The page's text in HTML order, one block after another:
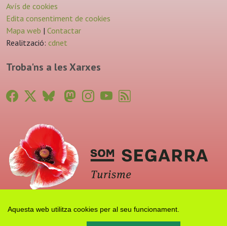
Aquesta web utilitza cookies per al seu funcionament.
Avís de cookies
Edita consentiment de cookies
Mapa web | Contactar
Realització: cdnet
Troba'ns a les Xarxes